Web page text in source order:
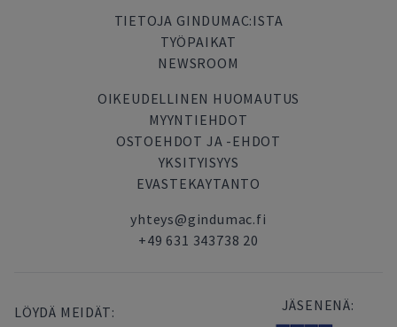
TIETOJA GINDUMAC:ISTA
TYÖPAIKAT
NEWSROOM
OIKEUDELLINEN HUOMAUTUS
MYYNTIEHDOT
OSTOEHDOT JA -EHDOT
YKSITYISYYS
EVASTEKAYTANTO
yhteys@gindumac.fi
+49 631 343738 20
LÖYDÄ MEIDÄT: JÄSENENÄ: